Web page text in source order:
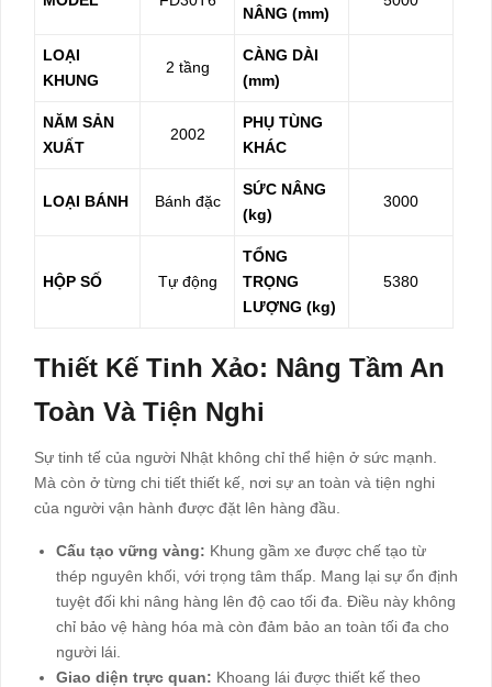
NÂNG (mm)
LOẠI
KHUNG
2 tầng
CÀNG DÀI
(mm)
NĂM SẢN
XUẤT
2002
PHỤ TÙNG
KHÁC
LOẠI BÁNH Bánh đặc
SỨC NÂNG
(kg)
3000
HỘP SỐ Tự động
TỔNG
TRỌNG
LƯỢNG (kg)
5380
Thiết Kế Tinh Xảo: Nâng Tầm An
Toàn Và Tiện Nghi
Sự tinh tế của người Nhật không chỉ thể hiện ở sức mạnh.
Mà còn ở từng chi tiết thiết kế, nơi sự an toàn và tiện nghi
của người vận hành được đặt lên hàng đầu.
Cấu tạo vững vàng: Khung gầm xe được chế tạo từ
thép nguyên khối, với trọng tâm thấp. Mang lại sự ổn định
tuyệt đối khi nâng hàng lên độ cao tối đa. Điều này không
chỉ bảo vệ hàng hóa mà còn đảm bảo an toàn tối đa cho
người lái.
Giao diện trực quan: Khoang lái được thiết kế theo